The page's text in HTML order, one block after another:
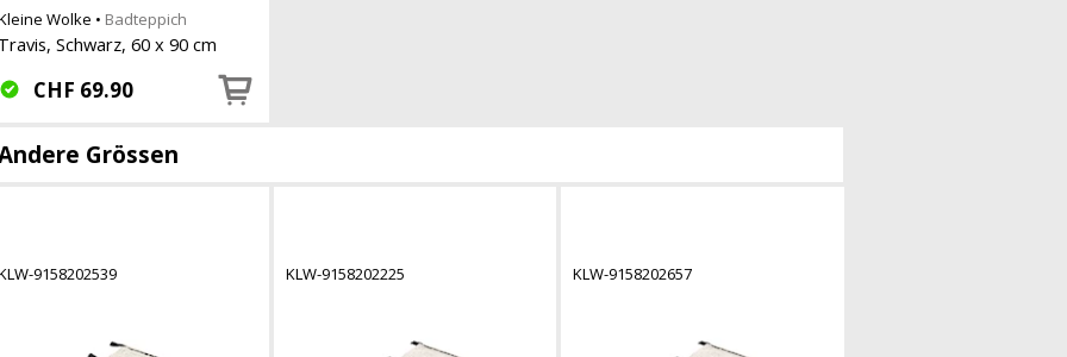
Wolke • Badteppich
Schwarz, 60 x 90 cm
CHF 69.90
Grössen
9158202539 KLW-9158202225 KLW-9158202657